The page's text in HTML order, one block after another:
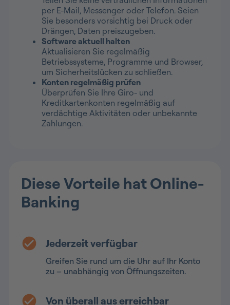
per E-Mail, Messenger oder Telefon. Seien
Sie besonders vorsichtig bei Druck oder
Drängen, Daten preiszugeben.
Software aktuell halten
Aktualisieren Sie regelmäßig
Betriebssysteme, Programme und Browser,
um Sicherheitslücken zu schließen.
Konten regelmäßig prüfen
Überprüfen Sie Ihre Giro- und
Kreditkartenkonten regelmäßig auf
verdächtige Aktivitäten oder unbekannte
Zahlungen.
Diese Vorteile hat Online-
Banking
Jederzeit verfügbar
Greifen Sie rund um die Uhr auf Ihr Konto
zu – unabhängig von Öffnungszeiten.
Von überall aus erreichbar